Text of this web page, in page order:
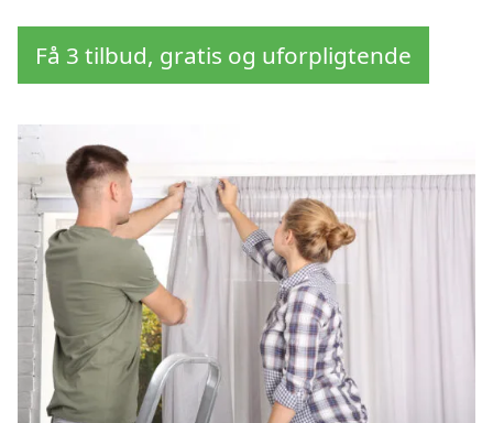
Få 3 tilbud, gratis og uforpligtende